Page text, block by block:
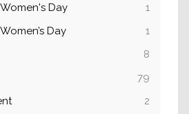
Day
1
Day
1
8
79
2